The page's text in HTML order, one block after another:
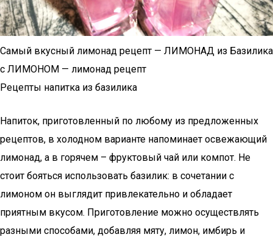
Самый вкусный лимонад рецепт — ЛИМОНАД из Базилика
с ЛИМОНОМ — лимонад рецепт
Рецепты напитка из базилика
Напиток, приготовленный по любому из предложенных
рецептов, в холодном варианте напоминает освежающий
лимонад, а в горячем – фруктовый чай или компот. Не
стоит бояться использовать базилик: в сочетании с
лимоном он выглядит привлекательно и обладает
приятным вкусом. Приготовление можно осуществлять
разными способами, добавляя мяту, лимон, имбирь и